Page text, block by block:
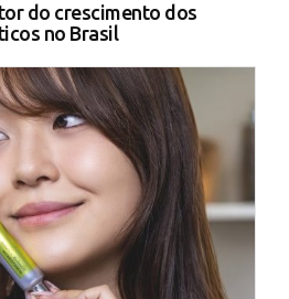
do crescimento dos
no Brasil